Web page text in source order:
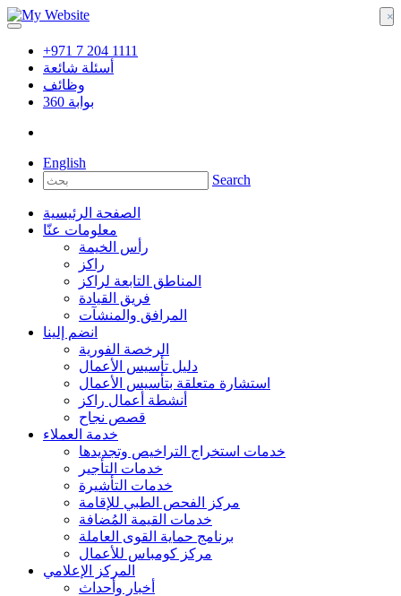
+971 7 204 1111
أسئلة شائعة
وظائف
360 بوابة
English
Search
الصفحة الرئيسية
معلومات عنّا
رأس الخيمة
راكز
المناطق التابعة لراكز
فريق القيادة
المرافق والمنشآت
انضم إلينا
الرخصة الفورية
دليل تأسيس الأعمال
استشارة متعلقة بتأسيس الأعمال
أنشطة أعمال راكز
قصص نجاح
خدمة العملاء
خدمات استخراج التراخيص وتجديدها
خدمات التأجير
خدمات التأشيرة
مركز الفحص الطبي للإقامة
خدمات القيمة المُضافة
برنامج حماية القوى العاملة
مركز كومباس للأعمال
المركز الإعلامي
أخبار وأحداث
×